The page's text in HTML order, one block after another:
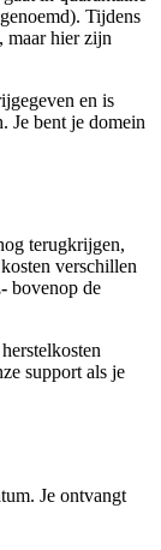
Tijdens
maar hier zijn
en is
Je bent je domein
terugkrijgen,
verschillen
bovenop de
support als je
Je ontvangt